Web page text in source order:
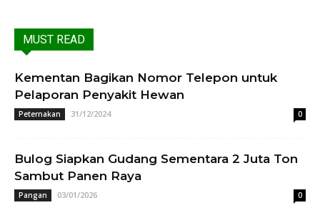
MUST READ
Kementan Bagikan Nomor Telepon untuk
Pelaporan Penyakit Hewan
Peternakan 31/12/2024 0
Bulog Siapkan Gudang Sementara 2 Juta Ton
Sambut Panen Raya
Pangan 03/01/2026 0